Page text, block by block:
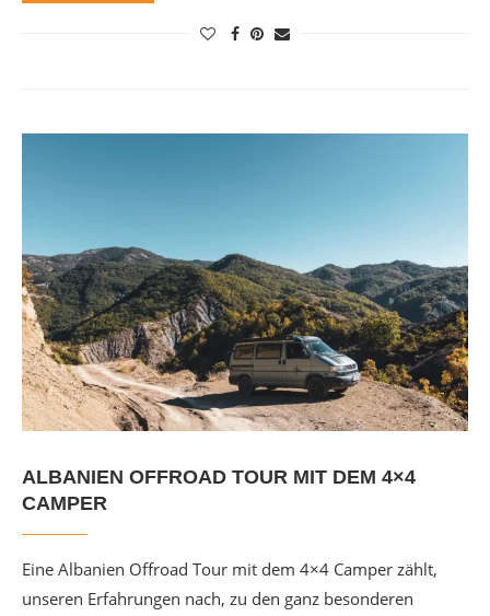
ALBANIEN OFFROAD TOUR MIT DEM 4×4
CAMPER
Eine Albanien Offroad Tour mit dem 4×4 Camper zählt,
unseren Erfahrungen nach, zu den ganz besonderen